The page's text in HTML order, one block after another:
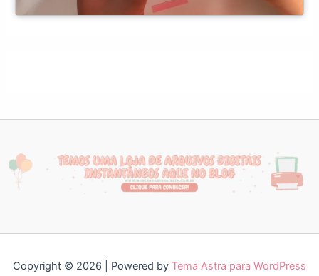
Copyright © 2026 | Powered by Tema Astra para WordPress